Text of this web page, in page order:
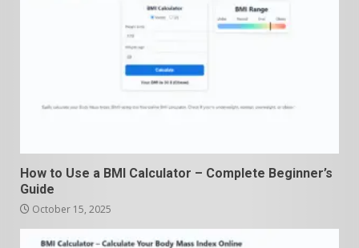
How to Use a BMI Calculator – Complete Beginner’s
Guide
October 15, 2025